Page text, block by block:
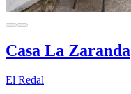
Casa La Zaranda
El Redal